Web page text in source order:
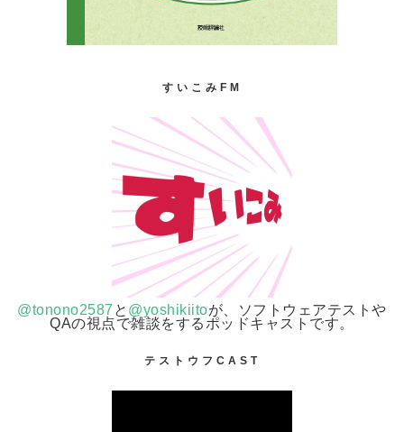
すいこみFM
@tonono2587 と @yoshikiitoが、ソフトウェアテストや
QAの視点で雑談をするポッドキャストです。
テストウフCAST